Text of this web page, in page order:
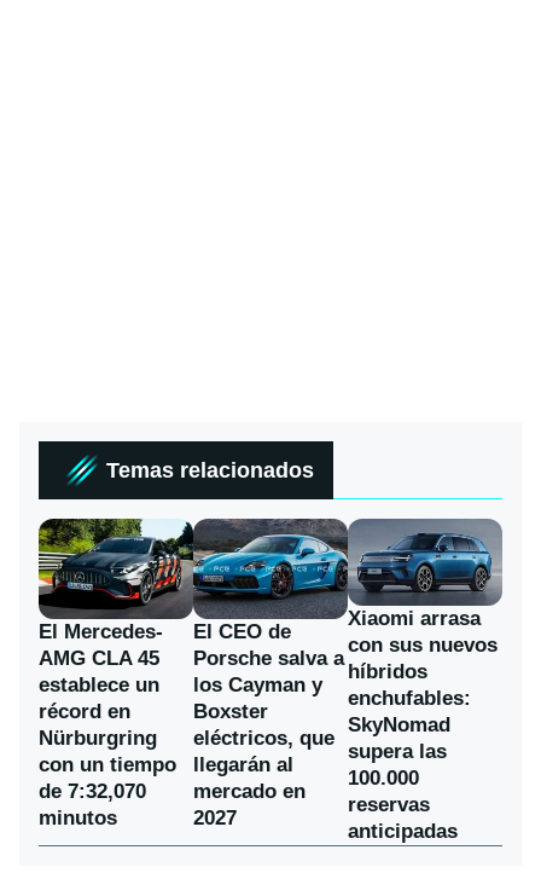
Temas relacionados
El Mercedes-
AMG CLA 45
establece un
récord en
Nürburgring
con un tiempo
de 7:32,070
minutos
El CEO de
Porsche salva a
los Cayman y
Boxster
eléctricos, que
llegarán al
mercado en
2027
Xiaomi arrasa
con sus nuevos
híbridos
enchufables:
SkyNomad
supera las
100.000
reservas
anticipadas